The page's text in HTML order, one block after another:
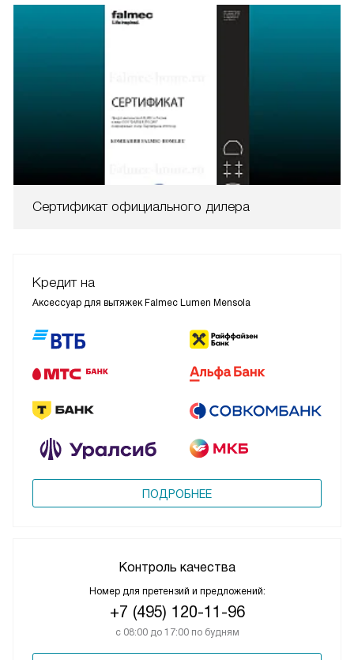
Сертификат официального дилера
Кредит на
Аксессуар для вытяжек Falmec Lumen Mensola
ПОДРОБНЕЕ
Контроль качества
Номер для претензий и предложений:
+7 (495) 120-11-96
с 08:00 до 17:00 по будням